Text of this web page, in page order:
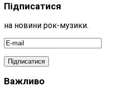
Підписатися
на новини рок-музики.
Важливо